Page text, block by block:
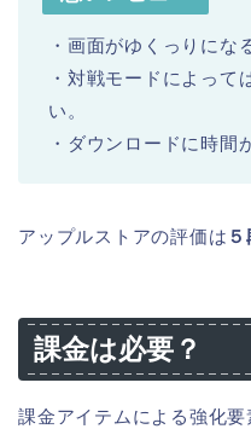
・画面がゆくっりにな
・対戦モードによって
い。
・ダウンロードに時間
アップルストアの評価は
課金は必要？
課金アイテムによる強化